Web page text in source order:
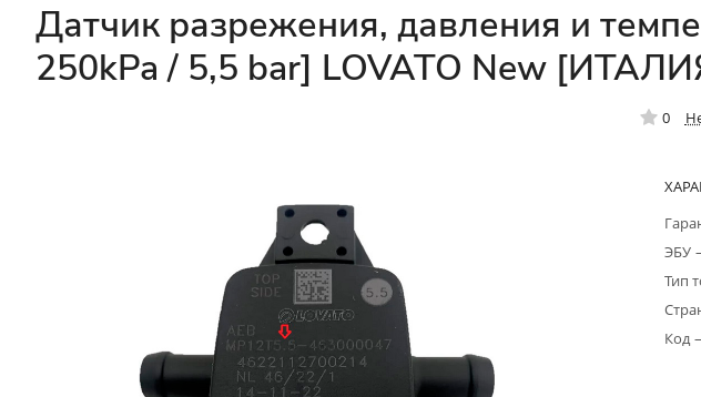
Датчик разрежения, давления и
250kPa / 5,5 bar] LOVATO New
0
ЭБУ
Тип
Код